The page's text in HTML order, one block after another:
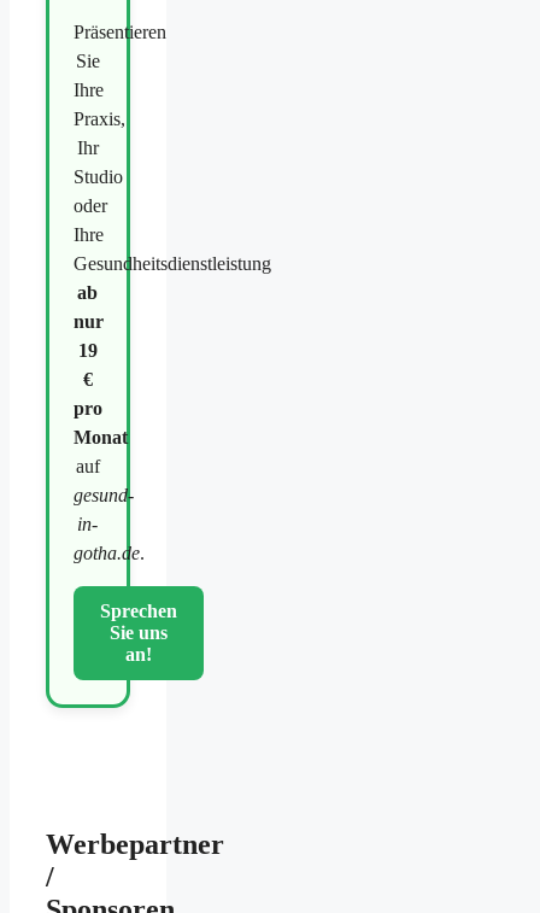
Präsentieren
Sie
Ihre
Praxis,
Ihr
Studio
oder
Ihre
Gesundheitsdienstleistung
ab
nur
19
€
pro
Monat
auf
gesund-
in-
gotha.de.
Sprechen
Sie uns
an!
Werbepartner
/